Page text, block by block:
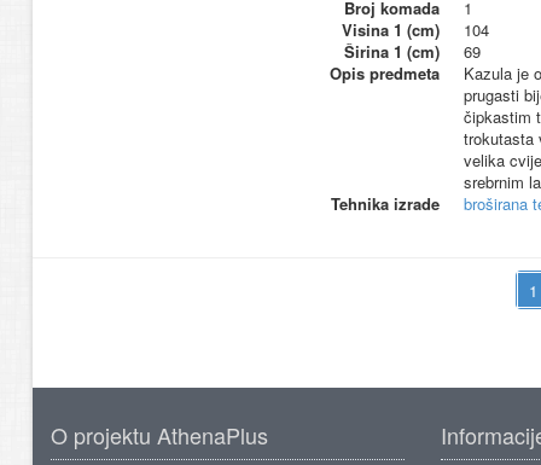
Broj komada
1
Visina 1 (cm)
104
Širina 1 (cm)
69
Opis predmeta
Kazula je
prugasti
čipkastim
trokutasta
velika
srebrnim
Tehnika izrade
broširana
O projektu AthenaPlus